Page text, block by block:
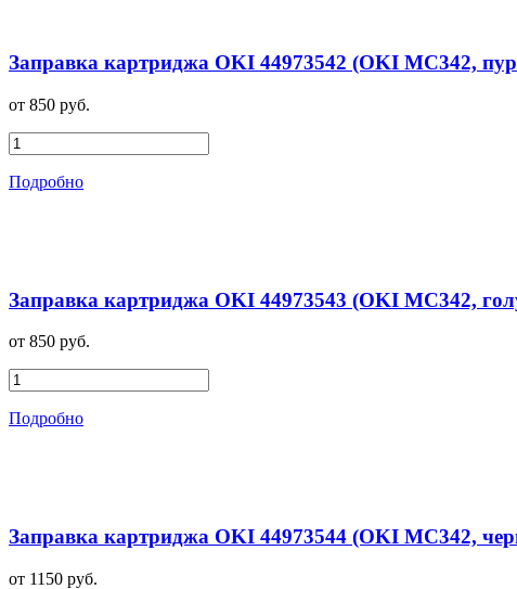
Заправка картриджа OKI 44973542 (OKI MC342,
от 850 руб.
Подробно
Заправка картриджа OKI 44973543 (OKI MC342,
от 850 руб.
Подробно
Заправка картриджа OKI 44973544 (OKI MC342,
от 1150 руб.